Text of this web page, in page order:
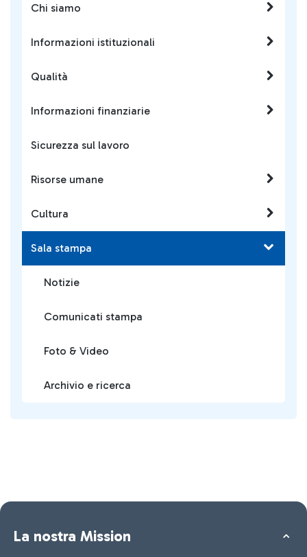
Chi siamo
Informazioni istituzionali
Qualità
Informazioni finanziarie
Sicurezza sul lavoro
Risorse umane
Cultura
Sala stampa
Notizie
Comunicati stampa
Foto & Video
Archivio e ricerca
La nostra Mission